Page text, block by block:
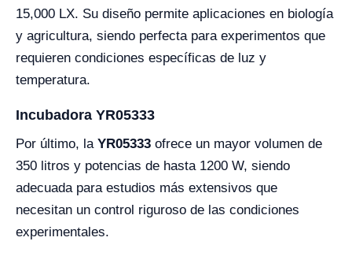
15,000 LX. Su diseño permite aplicaciones en biología
y agricultura, siendo perfecta para experimentos que
requieren condiciones específicas de luz y
temperatura.
Incubadora YR05333
Por último, la YR05333 ofrece un mayor volumen de
350 litros y potencias de hasta 1200 W, siendo
adecuada para estudios más extensivos que
necesitan un control riguroso de las condiciones
experimentales.